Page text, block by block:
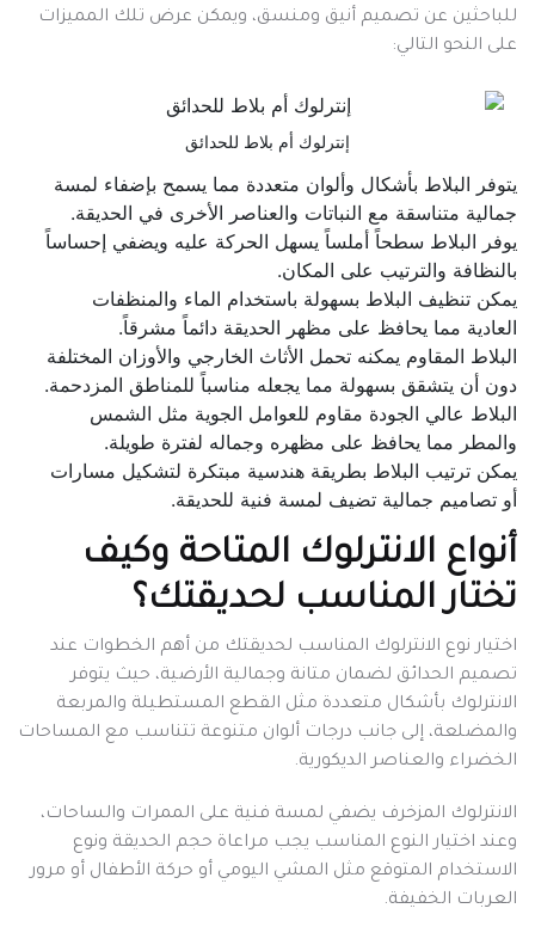
للباحثين عن تصميم أنيق ومنسق، ويمكن عرض تلك المميزات
على النحو التالي:
إنترلوك أم بلاط للحدائق
يتوفر البلاط بأشكال وألوان متعددة مما يسمح بإضفاء لمسة
جمالية متناسقة مع النباتات والعناصر الأخرى في الحديقة.
يوفر البلاط سطحاً أملساً يسهل الحركة عليه ويضفي إحساساً
بالنظافة والترتيب على المكان.
يمكن تنظيف البلاط بسهولة باستخدام الماء والمنظفات
العادية مما يحافظ على مظهر الحديقة دائماً مشرقاً.
البلاط المقاوم يمكنه تحمل الأثاث الخارجي والأوزان المختلفة
دون أن يتشقق بسهولة مما يجعله مناسباً للمناطق المزدحمة.
البلاط عالي الجودة مقاوم للعوامل الجوية مثل الشمس
والمطر مما يحافظ على مظهره وجماله لفترة طويلة.
يمكن ترتيب البلاط بطريقة هندسية مبتكرة لتشكيل مسارات
أو تصاميم جمالية تضيف لمسة فنية للحديقة.
أنواع الانترلوك المتاحة وكيف
تختار المناسب لحديقتك؟
اختيار نوع الانترلوك المناسب لحديقتك من أهم الخطوات عند
تصميم الحدائق لضمان متانة وجمالية الأرضية، حيث يتوفر
الانترلوك بأشكال متعددة مثل القطع المستطيلة والمربعة
والمضلعة، إلى جانب درجات ألوان متنوعة تتناسب مع المساحات
الخضراء والعناصر الديكورية.
الانترلوك المزخرف يضفي لمسة فنية على الممرات والساحات،
وعند اختيار النوع المناسب يجب مراعاة حجم الحديقة ونوع
الاستخدام المتوقع مثل المشي اليومي أو حركة الأطفال أو مرور
العربات الخفيفة.